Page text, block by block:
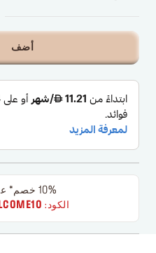
أضف
10% خصم* على أول طلب!
الكود: